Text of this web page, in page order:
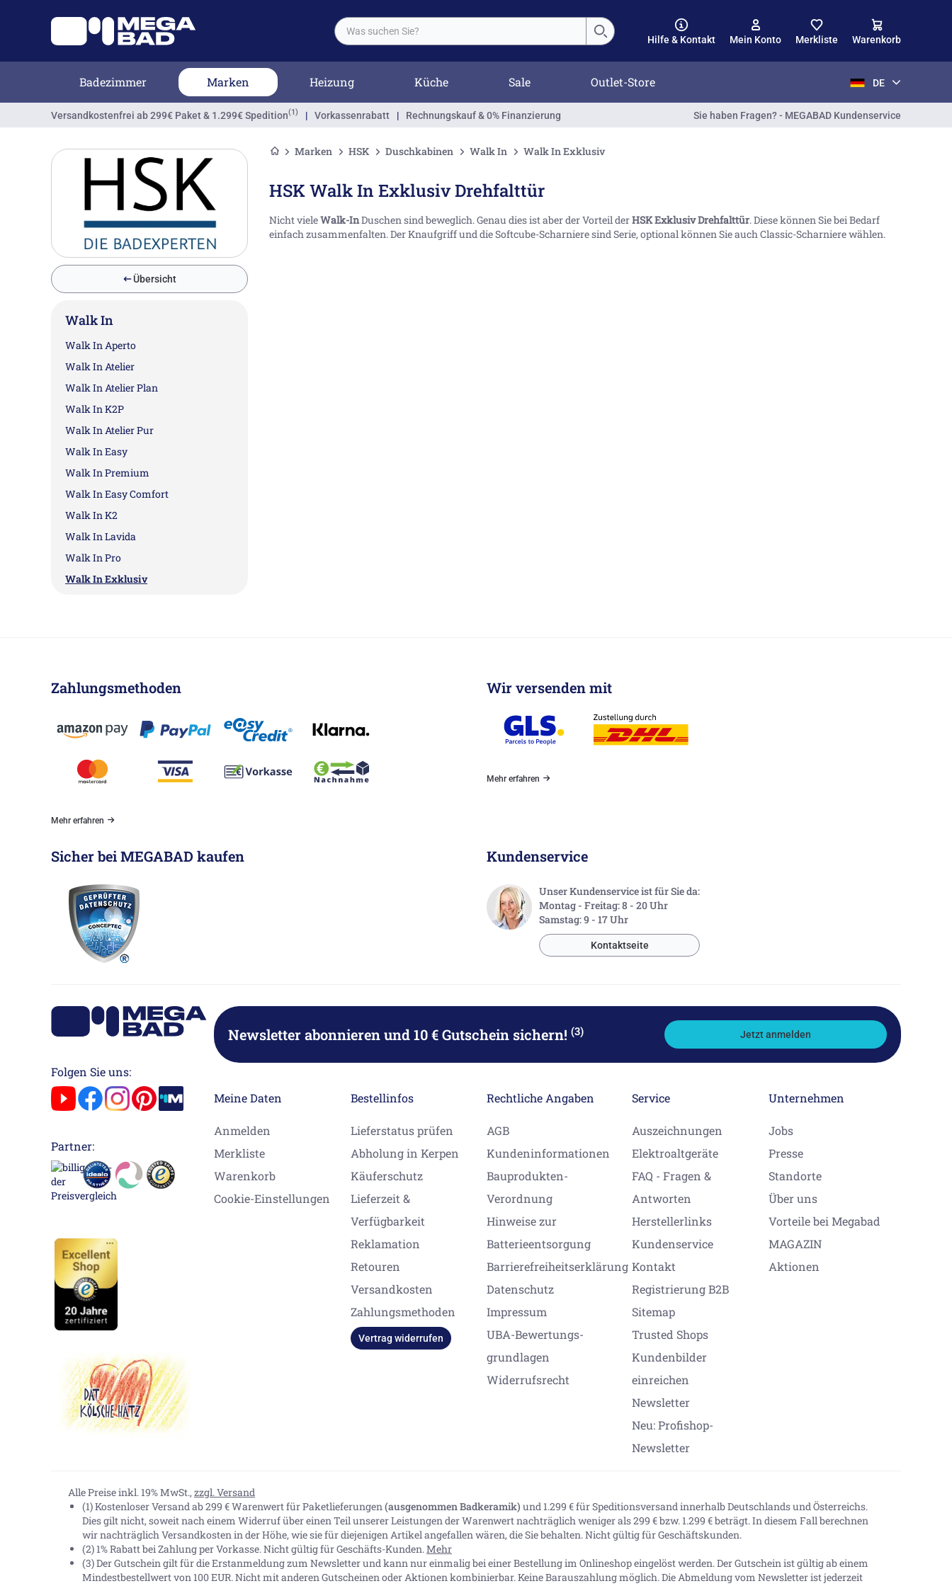
Hilfe & Kontakt Mein Konto Merkliste Warenkorb
Badezimmer Marken Heizung Küche Sale Outlet-Store DE
Versandkostenfrei ab 299€ Paket & 1.299€ Spedition(1) | Vorkassenrabatt | Rechnungskauf & 0% Finanzierung Sie haben Fragen? - MEGABAD Kundenservice
Übersicht
Walk In
Walk In Aperto
Walk In Atelier
Walk In Atelier Plan
Walk In K2P
Walk In Atelier Pur
Walk In Easy
Walk In Premium
Walk In Easy Comfort
Walk In K2
Walk In Lavida
Walk In Pro
Walk In Exklusiv
Marken HSK Duschkabinen Walk In Walk In Exklusiv
HSK Walk In Exklusiv Drehfalttür
Nicht vieleWalk-InDuschen sind beweglich. Genau dies ist aber der Vorteil derHSK Exklusiv Drehfalttür. Diese können Sie bei Bedarf
einfach zusammenfalten. Der Knaufgriff und die Softcube-Scharniere sind Serie, optional können Sie auch Classic-Scharniere wählen.
Zahlungsmethoden
Mehr erfahren
Wir versenden mit
Mehr erfahren
Sicher bei MEGABAD kaufen Kundenservice
Unser Kundenservice ist für Sie da:
Montag - Freitag: 8 - 20 Uhr
Samstag: 9 - 17 Uhr
Kontaktseite
Folgen Sie uns:
Partner:
Newsletter abonnierenund 10 € Gutschein sichern! (3) Jetzt anmelden
Meine Daten
Anmelden
Merkliste
Warenkorb
Cookie-Einstellungen
Bestellinfos
Lieferstatus prüfen
Abholung in Kerpen
Käuferschutz
Lieferzeit &
Verfügbarkeit
Reklamation
Retouren
Versandkosten
Zahlungsmethoden
Vertrag widerrufen
Rechtliche Angaben
AGB
Kundeninformationen
Bauprodukten-
Verordnung
Hinweise zur
Batterieentsorgung
Barrierefreiheitserklärung
Datenschutz
Impressum
UBA-Bewertungs-
grundlagen
Widerrufsrecht
Service
Auszeichnungen
Elektroaltgeräte
FAQ - Fragen &
Antworten
Herstellerlinks
Kundenservice
Kontakt
Registrierung B2B
Sitemap
Trusted Shops
Kundenbilder
einreichen
Newsletter
Neu: Profishop-
Newsletter
Unternehmen
Jobs
Presse
Standorte
Über uns
Vorteile bei Megabad
MAGAZIN
Aktionen
Alle Preise inkl. 19% MwSt., zzgl. Versand
(1) Kostenloser Versand ab 299 € Warenwert für Paketlieferungen(ausgenommen Badkeramik) und 1.299 € für Speditionsversand innerhalb Deutschlands und Österreichs.
Dies gilt nicht, soweit nach einem Widerruf über einen Teil unserer Leistungen der Warenwert nachträglich weniger als 299 € bzw. 1.299 € beträgt. In diesem Fall berechnen
wir nachträglich Versandkosten in der Höhe, wie sie für diejenigen Artikel angefallen wären, die Sie behalten. Nicht gültig für Geschäftskunden.
(2) 1% Rabatt bei Zahlung per Vorkasse. Nicht gültig für Geschäfts-Kunden.Mehr
(3) Der Gutschein gilt für die Erstanmeldung zum Newsletter und kann nur einmalig bei einer Bestellung im Onlineshop eingelöst werden. Der Gutschein ist gültig ab einem
Mindestbestellwert von 100 EUR. Nicht mit anderen Gutscheinen oder Aktionen kombinierbar. Keine Barauszahlung möglich. Die Abmeldung vom Newsletter ist jederzeit